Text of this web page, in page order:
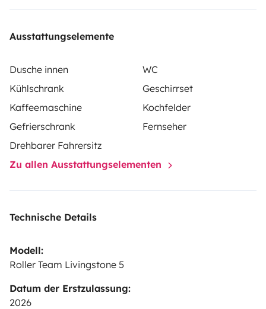
camper con la funcionalidad de una autocaravana.
Ausstattungselemente
Dusche innen
WC
Kühlschrank
Geschirrset
Kaffeemaschine
Kochfelder
Gefrierschrank
Fernseher
Drehbarer Fahrersitz
Zu allen Ausstattungselementen
Technische Details
Modell:
Roller Team Livingstone 5
Datum der Erstzulassung:
2026